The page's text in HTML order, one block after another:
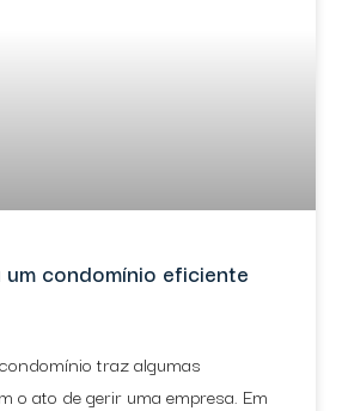
um condomínio eficiente
traz algumas
o ato de gerir uma empresa. Em